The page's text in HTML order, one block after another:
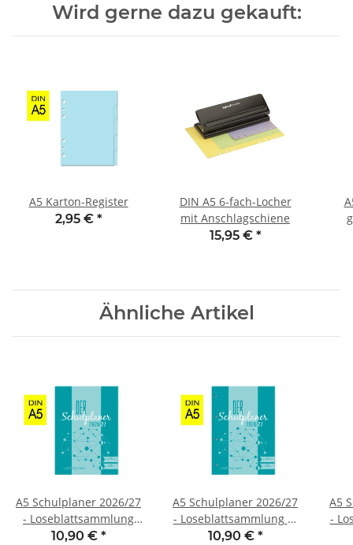
Wird gerne dazu gekauft:
A5 Karton-Register
2,95 € *
DIN A5 6-fach-Locher
mit Anschlagschiene
15,95 € *
Ähnliche Artikel
A5 Schulplaner 2026/27
- Loseblattsammlung
ungelocht
10,90 € *
A5 Schulplaner 2026/27
- Loseblattsammlung 4-
fach gelocht
10,90 € *
A5
-